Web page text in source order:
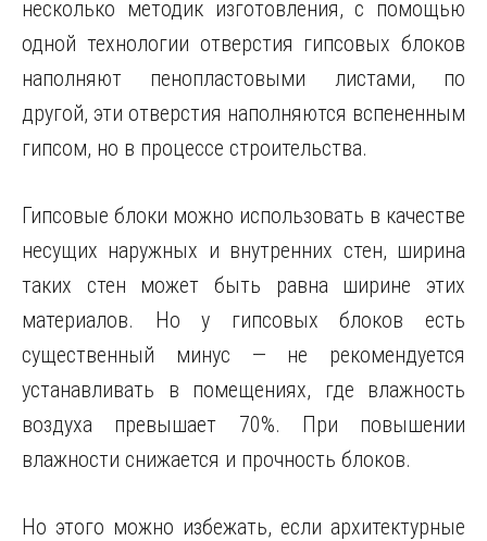
несколько методик изготовления, с помощью
одной технологии отверстия гипсовых блоков
наполняют пенопластовыми листами, по
другой, эти отверстия наполняются вспененным
гипсом, но в процессе строительства.
Гипсовые блоки можно использовать в качестве
несущих наружных и внутренних стен, ширина
таких стен может быть равна ширине этих
материалов. Но у гипсовых блоков есть
существенный минус — не рекомендуется
устанавливать в помещениях, где влажность
воздуха превышает 70%. При повышении
влажности снижается и прочность блоков.
Но этого можно избежать, если архитектурные